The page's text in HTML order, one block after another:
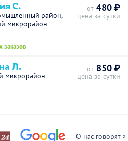
С.
район,
микрорайон
заказов
от 480 ₽
цена за сутки
Л.
микрорайон
от 850 ₽
цена за сутки
О нас говорят »